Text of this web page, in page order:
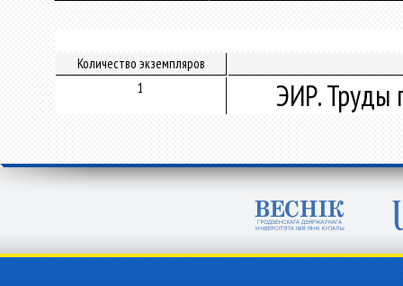
Количество экземпляров
1
ЭИР. Труды